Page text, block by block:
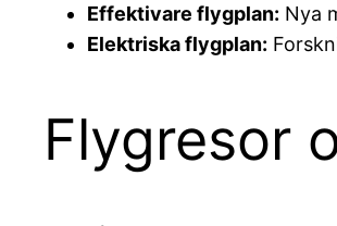
Effektivare flygplan: Nya
Elektriska flygplan:
Flygresor